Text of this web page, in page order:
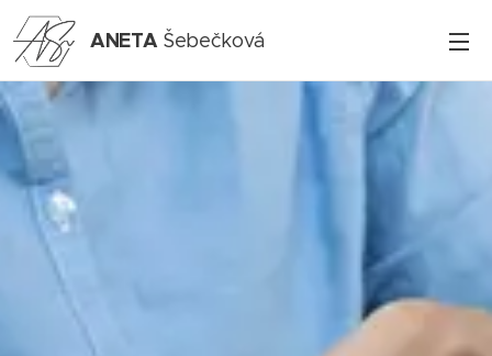
ANETA Šebečková